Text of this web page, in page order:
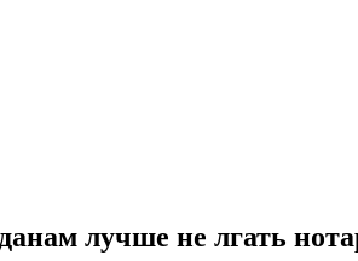
лучше не лгать